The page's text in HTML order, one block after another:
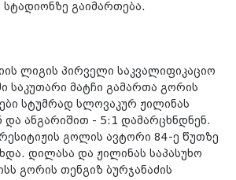
სტადიონზე გაიმართება.
ლიგის პირველი საკვალიფიკაციო
საკუთარი მატჩი გამართა გორის
სტუმრად სლოვაკურ ჟილინას
და ანგარიშით - 5:1 დამარცხნდნენ.
გოლის ავტორი 84-ე წუთზე
დილასა და ჟილინას საპასუხო
გორის თენგიზ ბურჯანაძის